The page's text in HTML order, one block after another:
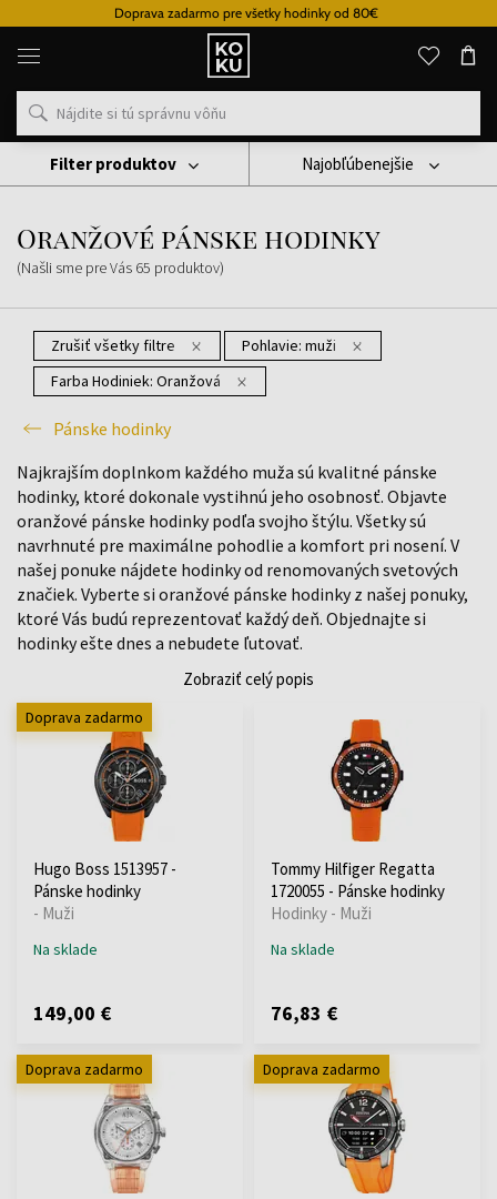
Doprava zadarmo pre všetky hodinky od 80€
Originálne
parfémy
hodinky
na
mieste
Hodinky
Pánske Hodinky Oranžové Pánske Hodinky
Oranžové pánske hodinky
(Našli sme pre Vás 65 produktov)
Najobľúbenejšie
Zrušiť všetky filtre Pohlavie: muži
Farba Hodiniek: Oranžová
Pánske hodinky
Filter produktov
Najkrajším doplnkom každého muža sú kvalitné pánske
hodinky, ktoré dokonale vystihnú jeho osobnosť. Objavte
oranžové pánske hodinky podľa svojho štýlu. Všetky sú
navrhnuté pre maximálne pohodlie a komfort pri nosení. V
našej ponuke nájdete hodinky od renomovaných svetových
značiek. Vyberte si oranžové pánske hodinky z našej ponuky,
ktoré Vás budú reprezentovať každý deň. Objednajte si
hodinky ešte dnes a nebudete ľutovať.
Zobraziť celý popis
Doprava zadarmo
Hugo Boss 1513957 -
Pánske hodinky
- Muži
Na sklade
149,00 €
Tommy Hilfiger Regatta
1720055 - Pánske hodinky
Hodinky - Muži
Na sklade
76,83 €
Doprava zadarmo Doprava zadarmo